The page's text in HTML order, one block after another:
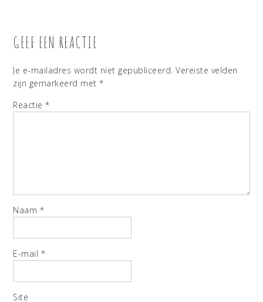
GEEF EEN REACTIE
Je e-mailadres wordt niet gepubliceerd. Vereiste velden
zijn gemarkeerd met*
Reactie*
Naam *
E-mail *
Site